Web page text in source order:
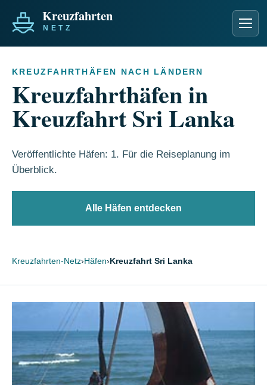
KREUZFAHRTHÄFEN NACH LÄNDERN
Kreuzfahrthäfen in
Kreuzfahrt Sri Lanka
Veröffentlichte Häfen: 1. Für die Reiseplanung im
Überblick.
Alle Häfen entdecken
Kreuzfahrten-Netz›Häfen›Kreuzfahrt Sri Lanka